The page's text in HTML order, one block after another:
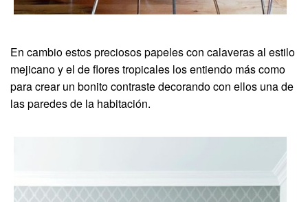
En cambio estos preciosos papeles con calaveras al estilo
mejicano y el de flores tropicales los entiendo más como
para crear un bonito contraste decorando con ellos una de
las paredes de la habitación.